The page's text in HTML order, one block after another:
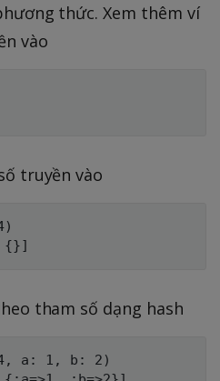
thức. Xem thêm ví
vào
truyền vào
tham số dạng hash
4, a: 1, b: 2)